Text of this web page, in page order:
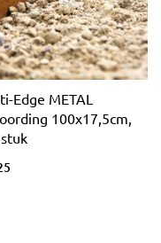
Edge METAL
100x17,5cm,